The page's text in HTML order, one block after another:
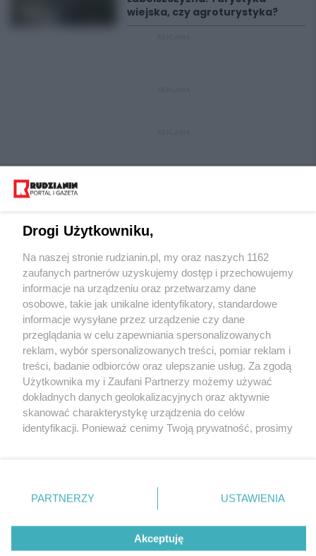
wiejska, czy agroturystyka?
Wydawca mediów lokalnych
Nie zapomnij
zapoznać się z:
polityką prywatności regulamin korzystania z portali
Twojemiasto
Piekary Śląskie
Chorzów
Tarnowskie Góry
Gliwice
Skontakuj sięz nami
Kontakt
Wydawca
Redakcja
Drogi Użytkowniku,
Na naszej stronie rudzianin.pl, my oraz naszych 1162
zaufanych partnerów uzyskujemy dostęp i przechowujemy
informacje na urządzeniu oraz przetwarzamy dane
osobowe, takie jak unikalne identyfikatory, standardowe
informacje wysyłane przez urządzenie czy dane
przeglądania w celu zapewniania spersonalizowanych
reklam, wybór spersonalizowanych treści, pomiar reklam i
treści, badanie odbiorców oraz ulepszanie usług. Za zgodą
Użytkownika my i Zaufani Partnerzy możemy używać
dokładnych danych geolokalizacyjnych oraz aktywnie
skanować charakterystykę urządzenia do celów
identyfikacji. Ponieważ cenimy Twoją prywatność, prosimy
prywatności znajdujący się w lewym dolnym rogu strony
. Niektóre rodzaje przetwarzania danych nie wymagają
zgody użytkownika, ale masz prawo sprzeciwić się
takiemu przetwarzaniu. Preferencje będą miały
PARTNERZY USTAWIENIA
Akceptuję